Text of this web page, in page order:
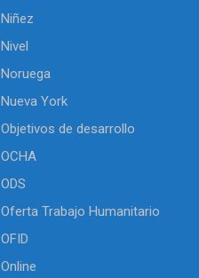
Niñez
Nivel
Noruega
Nueva York
Objetivos de desarrollo
OCHA
ODS
Oferta Trabajo Humanitario
OFID
Online